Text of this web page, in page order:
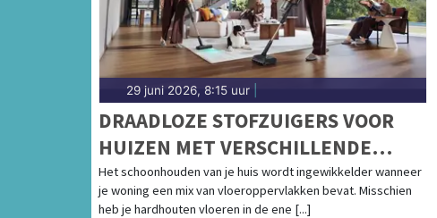
29 juni 2026, 8:15 uur
DRAADLOZE STOFZUIGERS VOOR
HUIZEN MET VERSCHILLENDE
VLOERTYPES: FLEXIBELE ALLES-IN-
ÉÉN-OPLOSSINGEN
Het schoonhouden van je huis wordt ingewikkelder wanneer
je woning een mix van vloeroppervlakken bevat. Misschien
heb je hardhouten vloeren in de ene [...]